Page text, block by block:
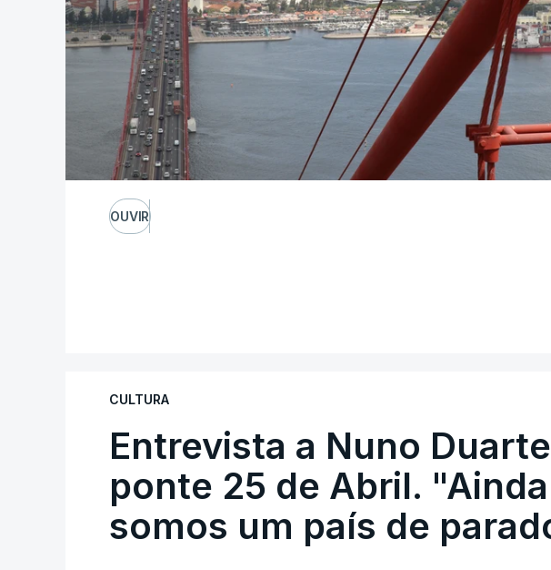
OUVIR
CULTURA
Entrevista a Nuno
ponte 25 de Abril.
somos um país de